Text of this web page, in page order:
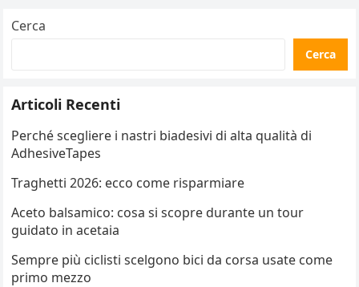
Cerca
Cerca
Articoli Recenti
Perché scegliere i nastri biadesivi di alta qualità di
AdhesiveTapes
Traghetti 2026: ecco come risparmiare
Aceto balsamico: cosa si scopre durante un tour
guidato in acetaia
Sempre più ciclisti scelgono bici da corsa usate come
primo mezzo